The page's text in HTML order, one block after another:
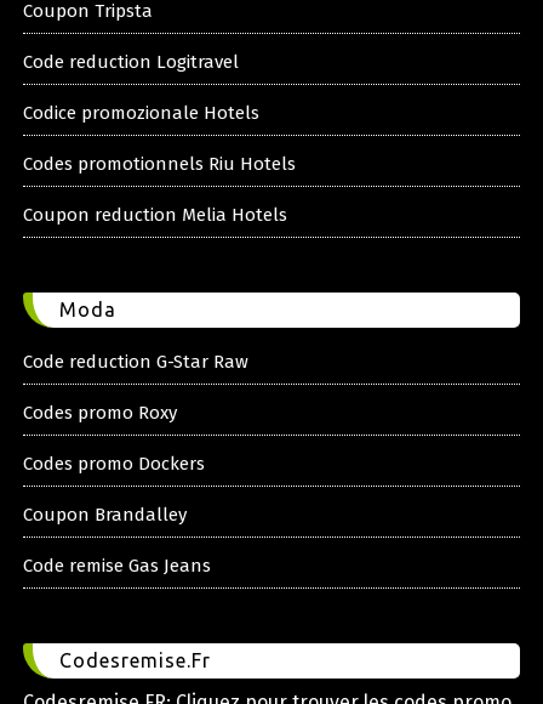
Coupon Tripsta
Code reduction Logitravel
Codice promozionale Hotels
Codes promotionnels Riu Hotels
Coupon reduction Melia Hotels
Moda
Code reduction G-Star Raw
Codes promo Roxy
Codes promo Dockers
Coupon Brandalley
Code remise Gas Jeans
Codesremise.Fr